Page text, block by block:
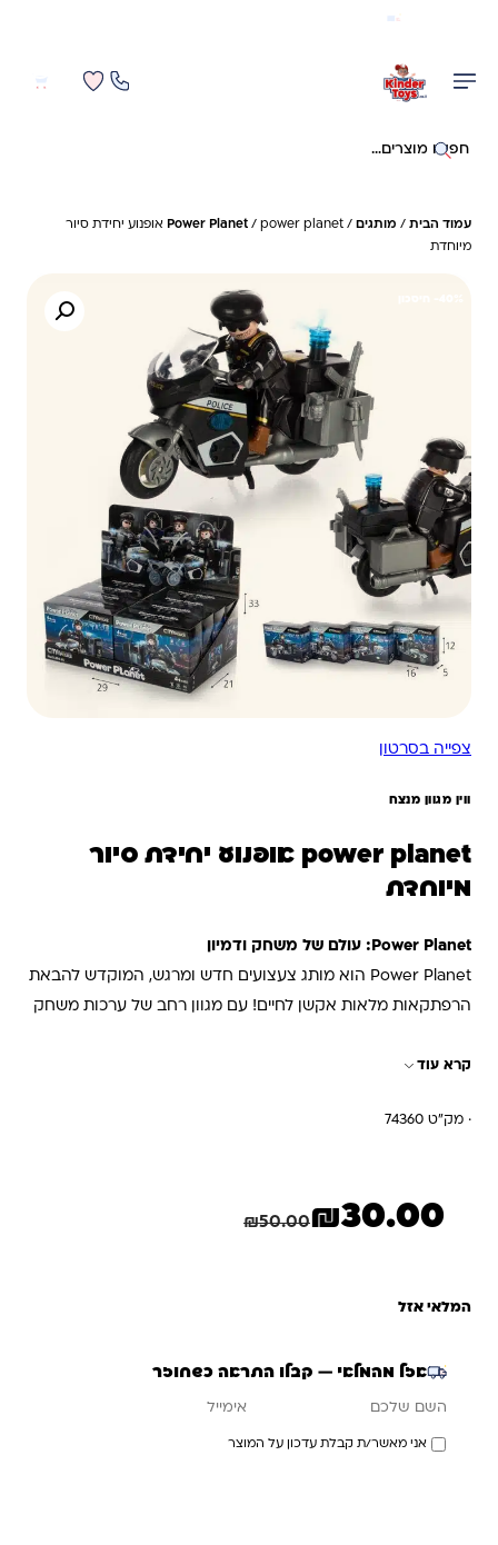
חיפוש באתר
עמוד הבית / מותגים /
Power Planet / power planet אופנוע יחידת סיור
מיוחדת
צפייה בסרטון
ווין מגוון מנצח
power planet אופנוע יחידת סיור
מיוחדת
Power Planet: עולם של משחק ודמיון
Power Planet הוא מותג צעצועים חדש ומרגש, המוקדש להבאת
הרפתקאות מלאות אקשן לחיים! עם מגוון רחב של ערכות משחק
את היצירתיות שלהם וליצור סיפורים משלהם.
קרא עוד
· מק"ט 74360
₪50.00
המחיר המקורי היה: ₪50.00.
₪30.00
המחיר הנוכחי הוא: ₪30.00.
המלאי אזל
אזל מהמלאי — קבלו התראה כשחוזר
אני מאשר/ת קבלת עדכון על המוצר